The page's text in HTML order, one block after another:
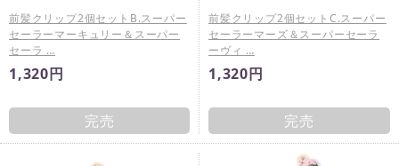
前髪クリップ2個セットB.スーパー
セーラーマーキュリー＆スーパー
セーラ …
1,320円
完売
前髪クリップ2個セットC.スーパー
セーラーマーズ＆スーパーセーラ
ーヴィ …
1,320円
完売